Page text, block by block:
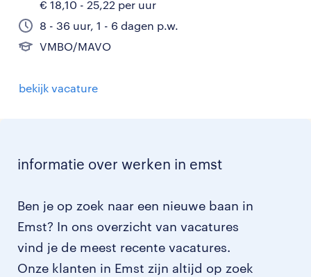
€ 18,10 - 25,22 per uur
8 - 36 uur, 1 - 6 dagen p.w.
VMBO/MAVO
bekijk vacature
informatie over werken in emst
Ben je op zoek naar een nieuwe baan in
Emst? In ons overzicht van vacatures
vind je de meest recente vacatures.
Onze klanten in Emst zijn altijd op zoek